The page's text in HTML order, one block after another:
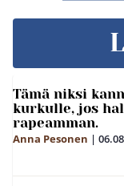
Tämä niksi
kurkulle, jos
rapeamman.
Anna Pesonen |